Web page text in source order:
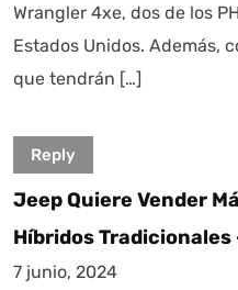
Wrangler 4xe, dos de los
Estados Unidos. Además,
que tendrán […]
Reply
Jeep Quiere Vender
Híbridos
7 junio, 2024